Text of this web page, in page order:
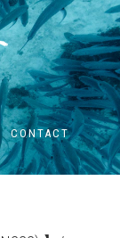
CONTACT